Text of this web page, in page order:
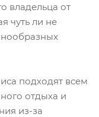
владельца от
чуть ли не
подходят всем
отдыха и
из-за